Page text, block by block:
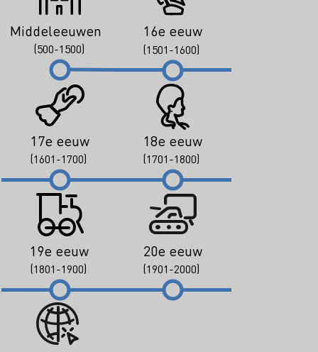
Middeleeuwen
(500-1500)
16e eeuw
(1501-1600)
17e eeuw
(1601-1700)
18e eeuw
(1701-1800)
19e eeuw
(1801-1900)
20e eeuw
(1901-2000)